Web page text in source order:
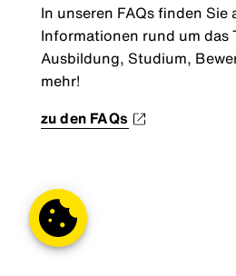
In unseren FAQs finden Sie
Informationen rund um das
Ausbildung, Studium,
mehr!
zu den FAQs